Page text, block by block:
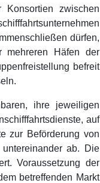
Konsortien zwischen
dürfen,
mehreren Häfen der
befreit
ihre jeweiligen
auf
zur Beförderung von
ab. Die
Voraussetzung der
betreffenden Markt